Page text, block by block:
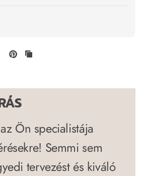
Ön specialistája
Semmi sem
tervezést és kiváló